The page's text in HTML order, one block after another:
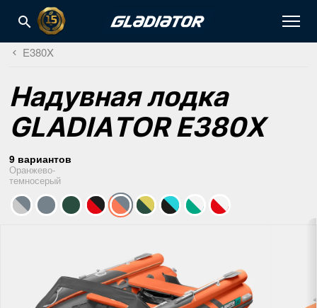
E380X
Надувная лодка
GLADIATOR E380X
9 вариантов
Оранжево-
темносерый